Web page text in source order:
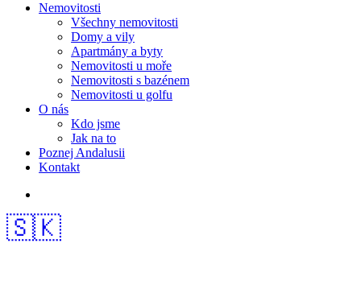
Nemovitosti
Všechny nemovitosti
Domy a vily
Apartmány a byty
Nemovitosti u moře
Nemovitosti s bazénem
Nemovitosti u golfu
O nás
Kdo jsme
Jak na to
Poznej Andalusii
Kontakt
🇸🇰